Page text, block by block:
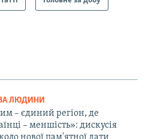
ЛЮДИНИ
– єдиний регіон, де
– меншість»: дискусія